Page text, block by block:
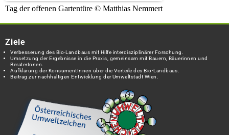
Tag der offenen Gartentüre © Matthias Nemmert
Ziele
Verbesserung des Bio-Landbaus mit Hilfe interdisziplinärer Forschung.
Umsetzung der Ergebnisse in die Praxis, gemeinsam mit Bauern, Bäuerinnen und
BeraterInnen.
Aufklärung der KonsumentInnen über die Vorteile des Bio-Landbaus.
Beitrag zur nachhaltigen Entwicklung der Umweltstadt Wien.